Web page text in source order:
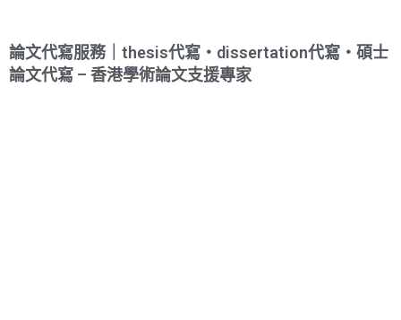
論文代寫服務｜thesis代寫・dissertation代寫・碩士
論文代寫 – 香港學術論文支援專家